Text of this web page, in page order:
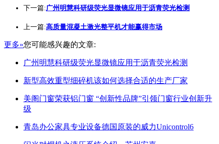
下一篇:广州明慧科研级荧光显微镜应用于沥青荧光检测
上一篇:高质量混凝土激光整平机才能赢得市场
更多»您可能感兴趣的文章:
广州明慧科研级荧光显微镜应用于沥青荧光检测
新型高效重型细碎机该如何选择合适的生产厂家
美阁门窗荣获铝门窗 “创新性品牌”引领门窗行业创新升
级
青岛办公家具专业设备德国原装的威力Unicontrol6